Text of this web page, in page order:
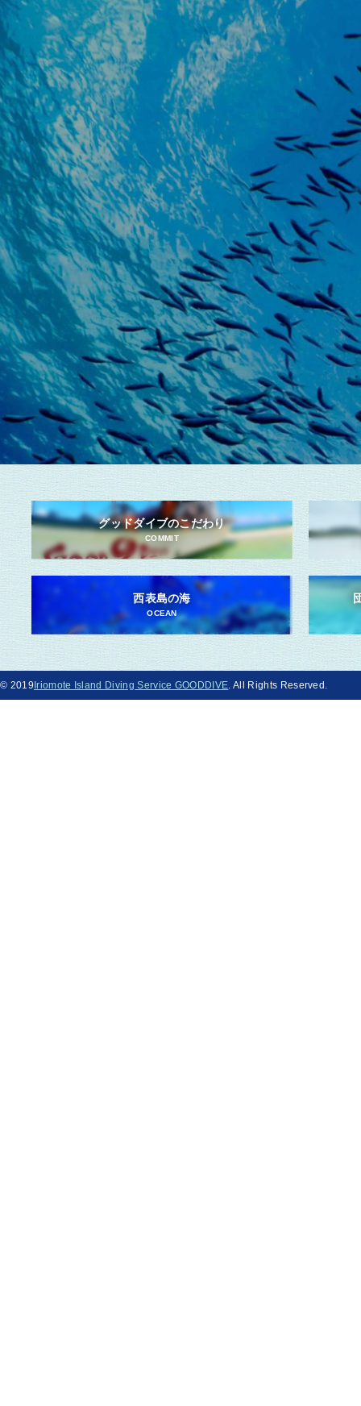
グッドダイブのこだわり
COMMIT
西表島の海
OCEAN
© 2019Iriomote Island Diving Service GOODDIVE . All Rights Reserved.